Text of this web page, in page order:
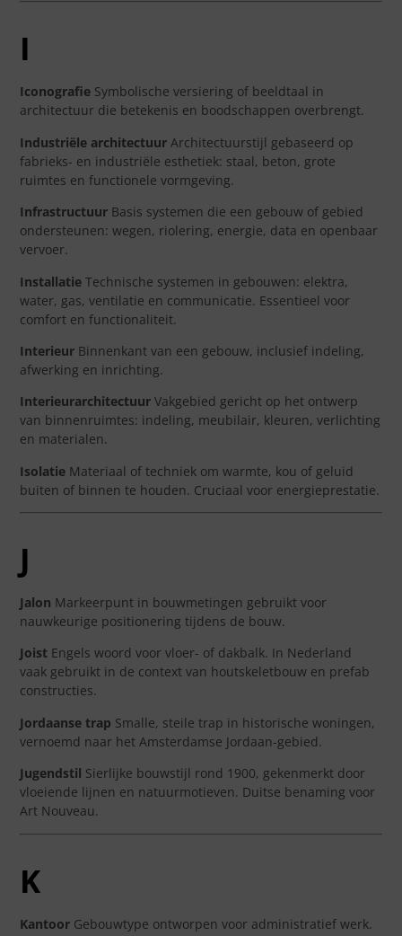
I
Iconografie Symbolische versiering of beeldtaal in
architectuur die betekenis en boodschappen overbrengt.
Industriële architectuur Architectuurstijl gebaseerd op
fabrieks- en industriële esthetiek: staal, beton, grote
ruimtes en functionele vormgeving.
Infrastructuur Basis systemen die een gebouw of gebied
ondersteunen: wegen, riolering, energie, data en openbaar
vervoer.
Installatie Technische systemen in gebouwen: elektra,
water, gas, ventilatie en communicatie. Essentieel voor
comfort en functionaliteit.
Interieur Binnenkant van een gebouw, inclusief indeling,
afwerking en inrichting.
Interieurarchitectuur Vakgebied gericht op het ontwerp
van binnenruimtes: indeling, meubilair, kleuren, verlichting
en materialen.
Isolatie Materiaal of techniek om warmte, kou of geluid
buiten of binnen te houden. Cruciaal voor energieprestatie.
J
Jalon Markeerpunt in bouwmetingen gebruikt voor
nauwkeurige positionering tijdens de bouw.
Joist Engels woord voor vloer- of dakbalk. In Nederland
vaak gebruikt in de context van houtskeletbouw en prefab
constructies.
Jordaanse trap Smalle, steile trap in historische woningen,
vernoemd naar het Amsterdamse Jordaan-gebied.
Jugendstil Sierlijke bouwstijl rond 1900, gekenmerkt door
vloeiende lijnen en natuurmotieven. Duitse benaming voor
Art Nouveau.
K
Kantoor Gebouwtype ontworpen voor administratief werk.